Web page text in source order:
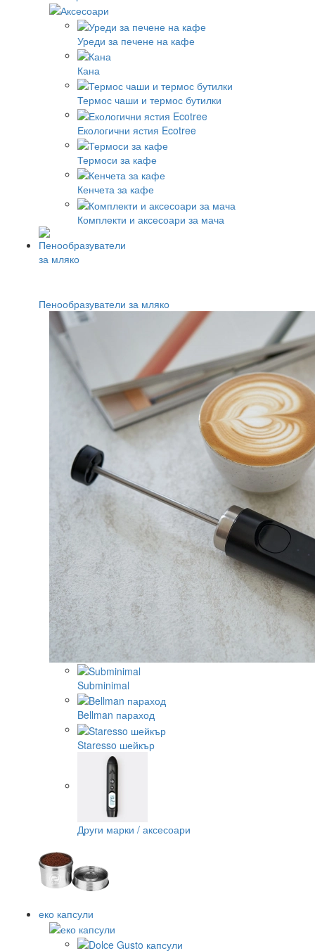
Уреди за печене на кафе
Кана
Термос чаши и термос бутилки
Екологични ястия Ecotree
Термоси за кафе
Кенчета за кафе
Комплекти и аксесоари за мача
Пенообразуватели за мляко
Subminimal
Bellman параход
Staresso шейкър
Други марки / аксесоари
еко капсули